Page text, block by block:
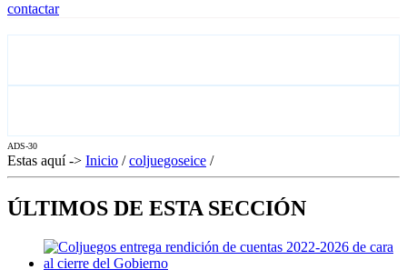
contactar
ADS-30
Estas aquí -> Inicio /coljuegoseice /
ÚLTIMOS DE ESTA SECCIÓN